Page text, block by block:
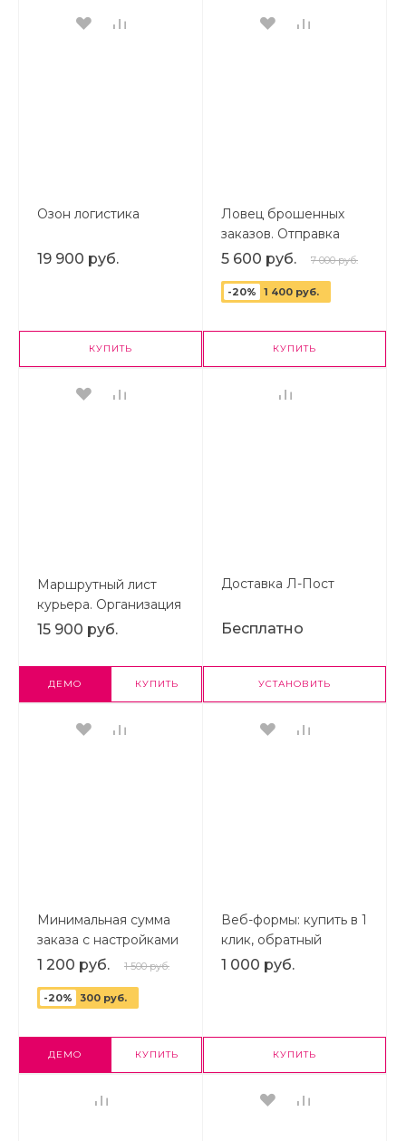
Озон логистика
19 900 руб.
КУПИТЬ
Ловец брошенных
заказов. Отправка
брошенных корзин
Повышение
продаж
5 600 руб. 7 000 руб.
-20% 1 400 руб.
КУПИТЬ
Маршрутный лист
курьера. Организация
службы доставки
курьерами
15 900 руб.
ДЕМО КУПИТЬ
Доставка Л-Пост
Бесплатно
УСТАНОВИТЬ
Минимальная сумма
заказа с настройками
1 200 руб. 1 500 руб.
-20% 300 руб.
ДЕМО КУПИТЬ
Веб-формы: купить в 1
клик, обратный
звонок, форма
1 000 руб.
КУПИТЬ